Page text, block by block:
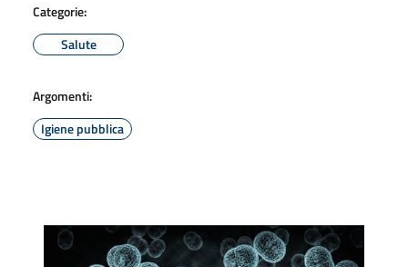
Categorie:
Salute
Argomenti:
Igiene pubblica